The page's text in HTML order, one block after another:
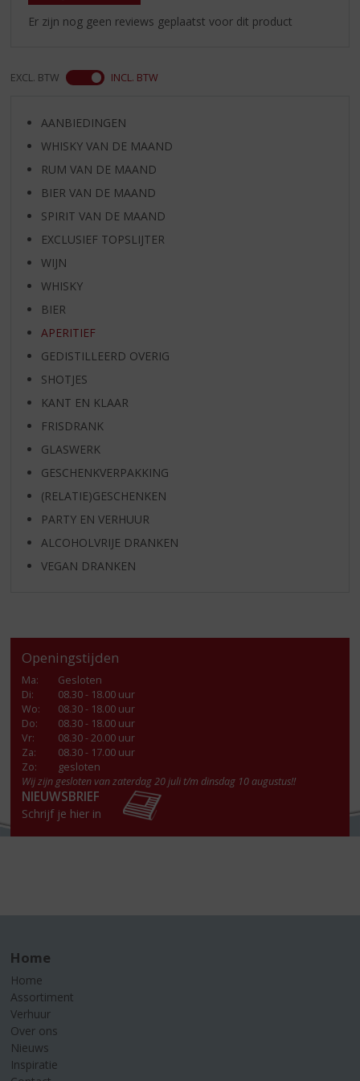
Er zijn nog geen reviews geplaatst voor dit product
EXCL. BTW INCL. BTW
AANBIEDINGEN
WHISKY VAN DE MAAND
RUM VAN DE MAAND
BIER VAN DE MAAND
SPIRIT VAN DE MAAND
EXCLUSIEF TOPSLIJTER
WIJN
WHISKY
BIER
APERITIEF
GEDISTILLEERD OVERIG
SHOTJES
KANT EN KLAAR
FRISDRANK
GLASWERK
GESCHENKVERPAKKING
(RELATIE)GESCHENKEN
PARTY EN VERHUUR
ALCOHOLVRIJE DRANKEN
VEGAN DRANKEN
Openingstijden
Ma:
Gesloten
Di:
08.30 - 18.00 uur
Wo:
08.30 - 18.00 uur
Do:
08.30 - 18.00 uur
Vr:
08.30 - 20.00 uur
Za:
08.30 - 17.00 uur
Zo:
gesloten
Wij zijn gesloten van zaterdag 20 juli t/m dinsdag 10 augustus!!
NIEUWSBRIEF
Schrijf je hier in
Home
Home
Assortiment
Verhuur
Over ons
Nieuws
Inspiratie